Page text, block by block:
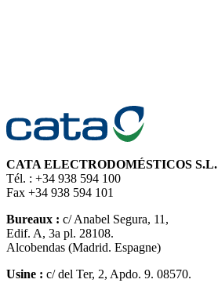
CATA ELECTRODOMÉSTICOS S.L.
Tél. : +34 938 594 100
Fax +34 938 594 101
Bureaux : c/ Anabel Segura, 11,
Edif. A, 3a pl. 28108.
Alcobendas (Madrid. Espagne)
Usine : c/ del Ter, 2, Apdo. 9. 08570.